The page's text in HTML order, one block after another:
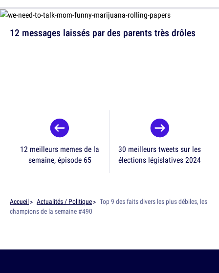
12 messages laissés par des parents très drôles
12 meilleurs memes de la
semaine, épisode 65
30 meilleurs tweets sur les
élections législatives 2024
Accueil Actualités / Politique
Top 9 des faits divers les plus débiles, les
champions de la semaine #490